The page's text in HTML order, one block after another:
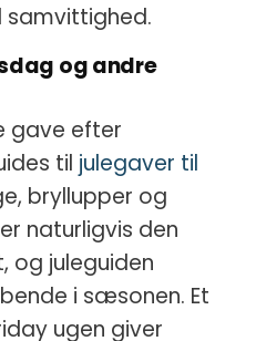
og andre
gave efter
til julegaver til
bryllupper og
naturligvis den
og juleguiden
i sæsonen. Et
ugen giver